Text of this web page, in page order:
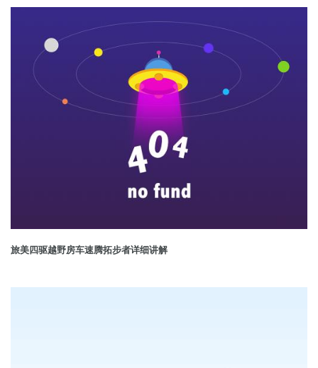
旅美四驱越野房车速腾拓步者详细讲解